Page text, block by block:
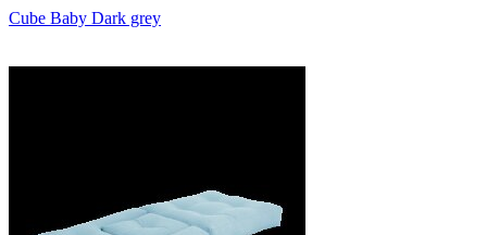
Cube Baby Dark grey